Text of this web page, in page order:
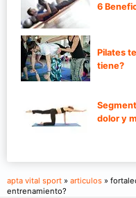
6
Pilates
tiene?
dolor y
apta vital sport » articulos »
entrenamiento?